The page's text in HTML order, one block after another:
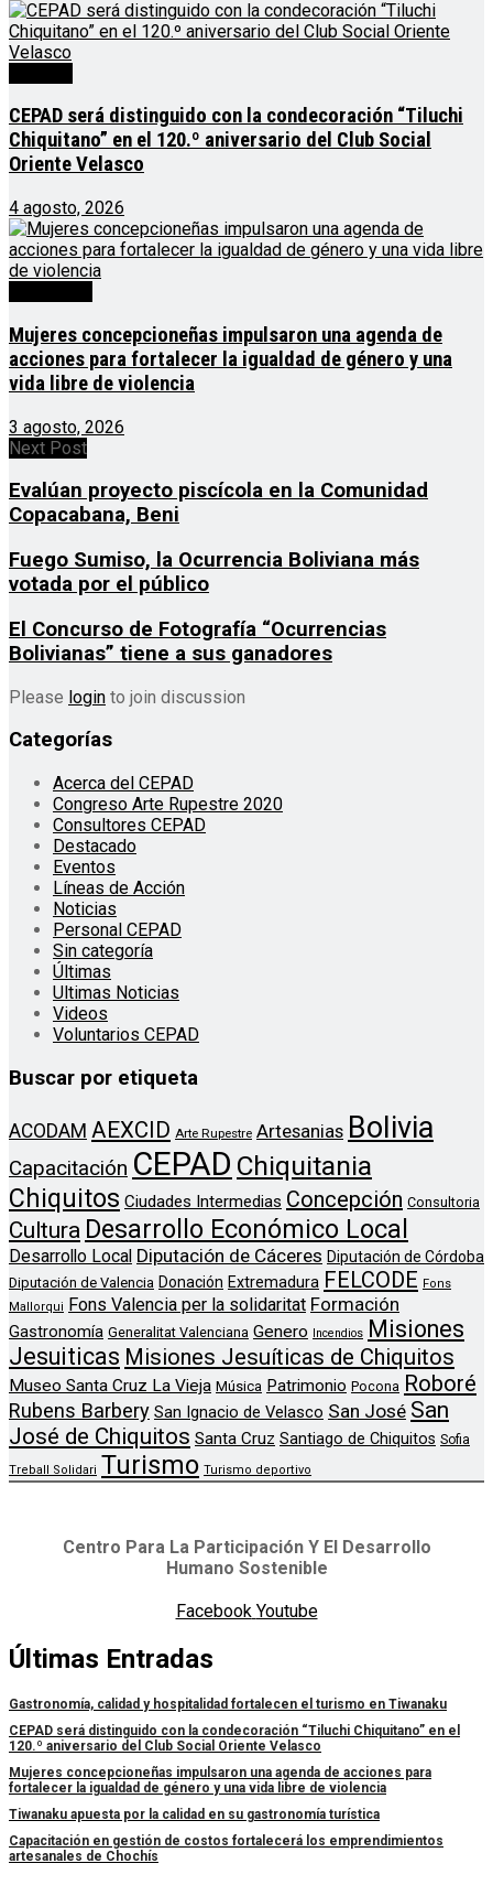
CEPAD será distinguido con la condecoración “Tiluchi
Chiquitano” en el 120.º aniversario del Club Social
Oriente Velasco
4 agosto, 2026
Mujeres concepcioneñas impulsaron una agenda de
acciones para fortalecer la igualdad de género y una
vida libre de violencia
3 agosto, 2026
Next Post
Evalúan proyecto piscícola en la Comunidad
Copacabana, Beni
Fuego Sumiso, la Ocurrencia Boliviana más
votada por el público
El Concurso de Fotografía “Ocurrencias
Bolivianas” tiene a sus ganadores
Please login to join discussion
Categorías
Acerca del CEPAD
Congreso Arte Rupestre 2020
Consultores CEPAD
Destacado
Eventos
Líneas de Acción
Noticias
Personal CEPAD
Sin categoría
Últimas
Ultimas Noticias
Videos
Voluntarios CEPAD
Buscar por etiqueta
ACODAM AEXCID Arte Rupestre Artesanias Bolivia
Capacitación CEPAD Chiquitania
Chiquitos Ciudades Intermedias Concepción Consultoria
Cultura Desarrollo Económico Local
Desarrollo Local Diputación de Cáceres Diputación de Córdoba
Diputación de Valencia Donación Extremadura FELCODE Fons
Mallorqui
Fons Valencia per la solidaritat Formación
Gastronomía Generalitat Valenciana Genero Incendios
Misiones
Jesuiticas Misiones Jesuíticas de Chiquitos
Museo Santa Cruz La Vieja Música Patrimonio Pocona Roboré
Rubens Barbery San Ignacio de Velasco San José San
José de Chiquitos Santa Cruz Santiago de Chiquitos Sofia
Treball Solidari Turismo Turismo deportivo
Centro Para La Participación Y El Desarrollo
Humano Sostenible
Facebook Youtube
Últimas Entradas
Gastronomía, calidad y hospitalidad fortalecen el turismo en Tiwanaku
CEPAD será distinguido con la condecoración “Tiluchi Chiquitano” en el
120.º aniversario del Club Social Oriente Velasco
Mujeres concepcioneñas impulsaron una agenda de acciones para
fortalecer la igualdad de género y una vida libre de violencia
Tiwanaku apuesta por la calidad en su gastronomía turística
Capacitación en gestión de costos fortalecerá los emprendimientos
artesanales de Chochís